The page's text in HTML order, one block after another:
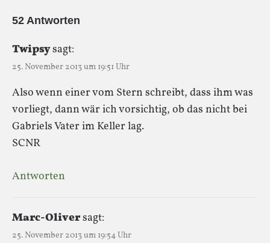
52 Antworten
Twipsysagt:
25. November 2013 um 19:51 Uhr
Also wenn einer vom Stern schreibt, dass ihm was
vorliegt, dann wär ich vorsichtig, ob das nicht bei
Gabriels Vater im Keller lag.
SCNR
Antworten
Marc-Oliversagt:
25. November 2013 um 19:54 Uhr